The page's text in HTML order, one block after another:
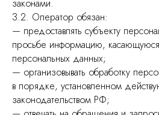
законами.
3.2. Оператор обязан:
— предоставлять субъекту
просьбе информацию,
персональных данных;
— организовывать обработку
в порядке, установленном
законодательством РФ;